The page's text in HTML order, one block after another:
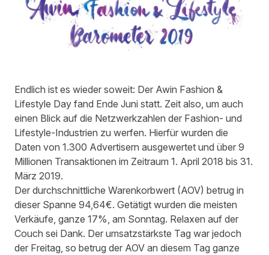
Endlich ist es wieder soweit: Der Awin Fashion &
Lifestyle Day fand Ende Juni statt. Zeit also, um auch
einen Blick auf die Netzwerkzahlen der Fashion- und
Lifestyle-Industrien zu werfen. Hierfür wurden die
Daten von 1.300 Advertisern ausgewertet und über 9
Millionen Transaktionen im Zeitraum 1. April 2018 bis 31.
März 2019.
Der durchschnittliche Warenkorbwert (AOV) betrug in
dieser Spanne 94,64€. Getätigt wurden die meisten
Verkäufe, ganze 17%, am Sonntag. Relaxen auf der
Couch sei Dank. Der umsatzstärkste Tag war jedoch
der Freitag, so betrug der AOV an diesem Tag ganze